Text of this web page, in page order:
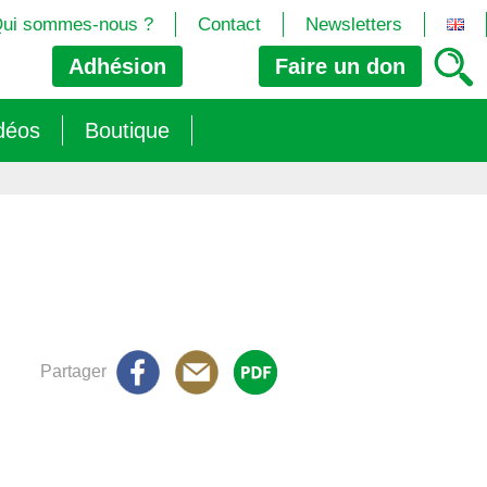
Adhésion Faire un don
sommes-nous ? Contact Newsletters
26)
» s’imposent aux législateurs européens ?
Boutique
Partager